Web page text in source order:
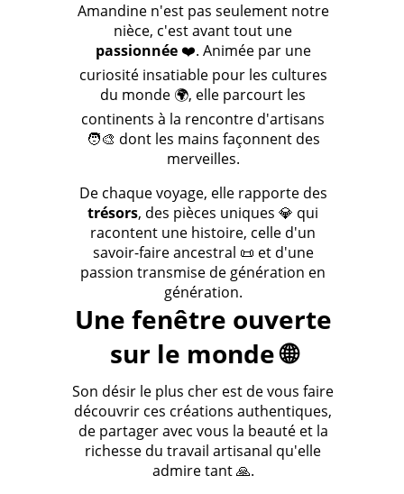
Amandine n'est pas seulement notre
nièce, c'est avant tout une
passionnée❤️. Animée par une
curiosité insatiable pour les cultures
du monde 🌍, elle parcourt les
continents à la rencontre d'artisans
🧑‍🎨 dont les mains façonnent des
merveilles.
De chaque voyage, elle rapporte des
trésors, des pièces uniques 💎 qui
racontent une histoire, celle d'un
savoir-faire ancestral 📜 et d'une
passion transmise de génération en
génération.
Une fenêtre ouverte
sur le monde 🌐
Son désir le plus cher est de vous faire
découvrir ces créations authentiques,
de partager avec vous la beauté et la
richesse du travail artisanal qu'elle
admire tant 🙏.